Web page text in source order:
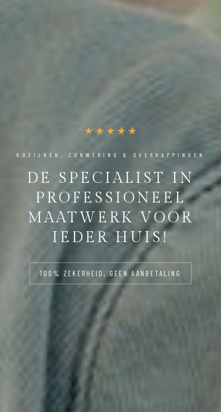
KOZIJNEN, ZONWERING & OVERKAPPINGEN
DE SPECIALIST IN
PROFESSIONEEL
MAATWERK VOOR
IEDER HUIS!
100% ZEKERHEID, GEEN AANBETALING